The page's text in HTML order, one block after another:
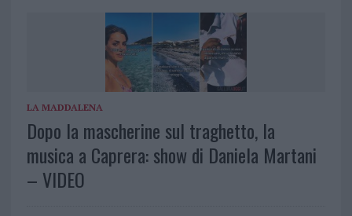
LA MADDALENA
Dopo la mascherine sul traghetto, la
musica a Caprera: show di Daniela Martani
– VIDEO